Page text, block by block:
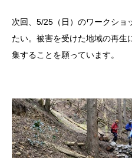
次回、5/25（日）のワークショ
たい。被害を受けた地域の再生
集することを願っています。